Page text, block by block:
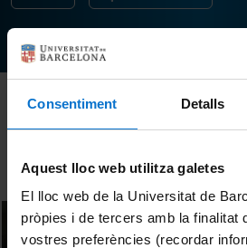
Consentiment Detalls
Aquest lloc web utilitza galetes
El lloc web de la Universitat de
pròpies i de tercers amb la finalitat
vostres preferències (recordar
Sort